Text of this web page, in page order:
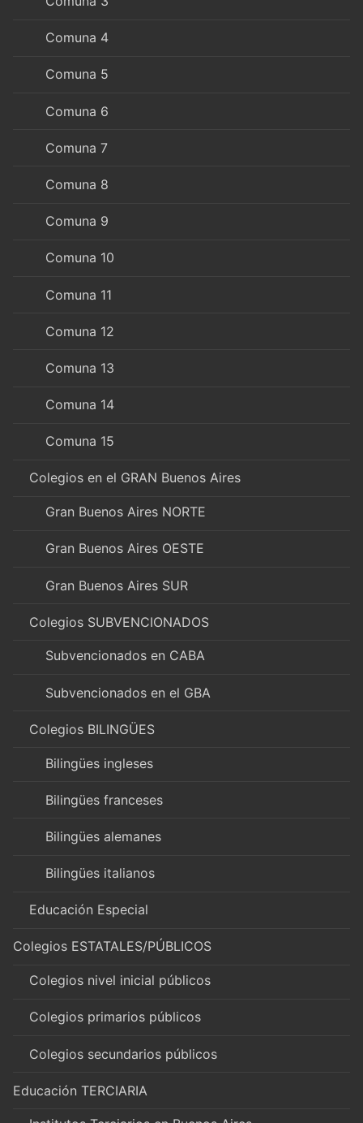
Comuna 4
Comuna 5
Comuna 6
Comuna 7
Comuna 8
Comuna 9
Comuna 10
Comuna 11
Comuna 12
Comuna 13
Comuna 14
Comuna 15
Colegios en el GRAN Buenos Aires
Gran Buenos Aires NORTE
Gran Buenos Aires OESTE
Gran Buenos Aires SUR
Colegios SUBVENCIONADOS
Subvencionados en CABA
Subvencionados en el GBA
Colegios BILINGÜES
Bilingües ingleses
Bilingües franceses
Bilingües alemanes
Bilingües italianos
Educación Especial
Colegios ESTATALES/PÚBLICOS
Colegios nivel inicial públicos
Colegios primarios públicos
Colegios secundarios públicos
Educación TERCIARIA